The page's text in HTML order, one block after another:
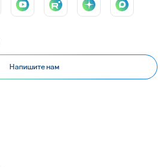
Напишите нам